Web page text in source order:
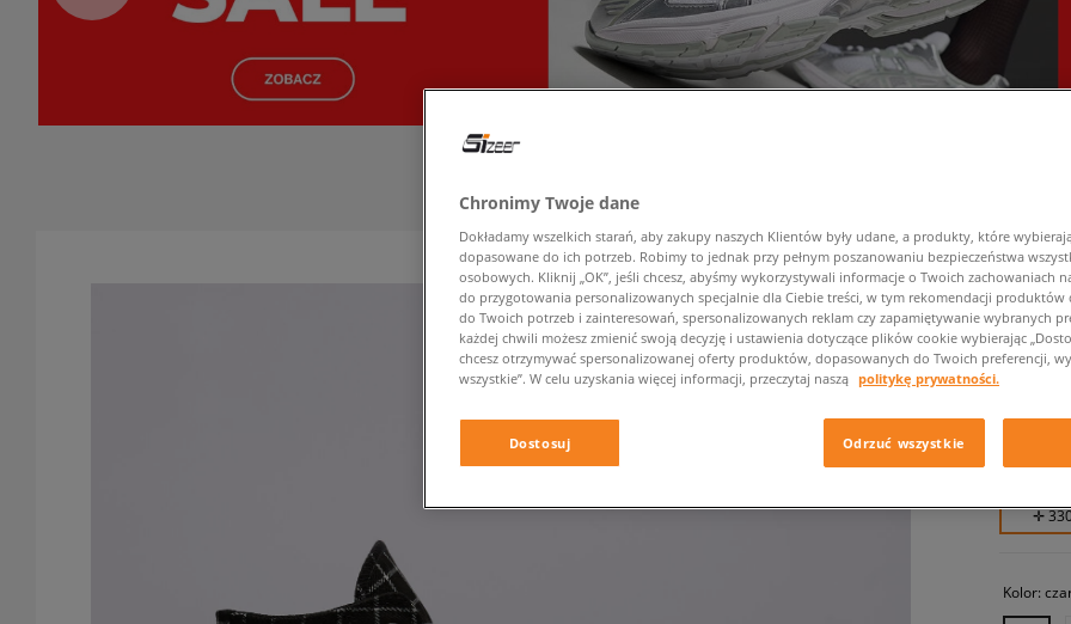
damskie,
469,99 zł
✛
Kolor:
Chronimy Twoje dane
Dokładamy wszelkich starań, aby zakupy naszych Klientów były udane, a produkty, które
dopasowane do ich potrzeb. Robimy to jednak przy pełnym poszanowaniu bezpieczeństwa
osobowych. Kliknij „OK”, jeśli chcesz, abyśmy wykorzystywali informacje o Twoich zachowaniach
do przygotowania personalizowanych specjalnie dla Ciebie treści, w tym rekomendacji produktów
do Twoich potrzeb i zainteresowań, spersonalizowanych reklam czy zapamiętywanie wybranych
każdej chwili możesz zmienić swoją decyzję i ustawienia dotyczące plików cookie wybierając
chcesz otrzymywać spersonalizowanej oferty produktów, dopasowanych do Twoich preferencji,
wszystkie”. W celu uzyskania więcej informacji, przeczytaj naszą politykę prywatności.
Dostosuj Odrzuć wszystkie